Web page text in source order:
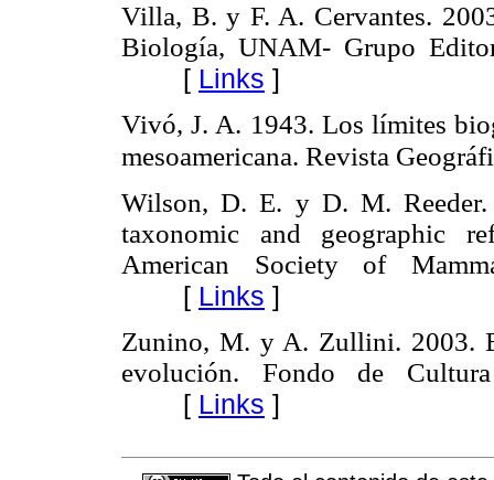
Villa, B. y F. A. Cervantes.
Biología, UNAM- Grupo
[ Links ]
Vivó, J. A. 1943. Los límites
mesoamericana. Revista
Wilson, D. E. y D. M.
taxonomic and geographic
American Society of
[ Links ]
Zunino, M. y A. Zullini. 2003.
evolución. Fondo de
[ Links ]